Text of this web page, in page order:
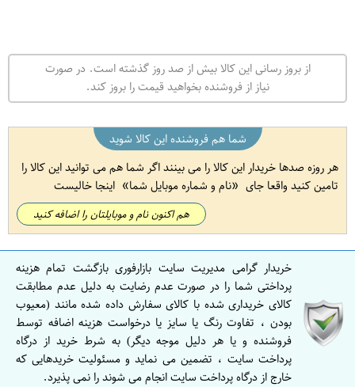
از بروز رسانی این کالا بیش از صد روز گذشته است. در صورت
نیاز از فروشنده بخواهید قیمت را بروز کند.
شما هم فروشنده این کالا شوید
هر روزه صدها خریدار این کالا را می بینند اگر شما هم می توانید این کالا را
تامین کنید واقعا جای
نام و شماره موبایل شما اینجا خالیست
هم اکنون نام و موبایلتان را اضافه کنید
خریدار گرامی مدیریت سایت بازارفوری بازگشت تمام هزینه
پرداختی شما را در صورت عدم رضایت به دلیل عدم مطابقت
کالای خریداری شده با کالای سفارش داده شده مانند (معیوب
بودن ، تفاوت رنگ یا سایز یا درخواست هزینه اضافه توسط
فروشنده و یا هر دلیل موجه دیگر) به شرط خرید از درگاه
پرداخت سایت ، تضمین می نماید و مسئولیت خریدهایی که
خارج از درگاه پرداخت سایت انجام می شوند را نمی پذیرد.